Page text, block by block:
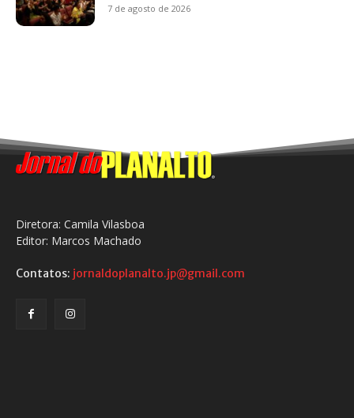
7 de agosto de 2026
Diretora: Camila Vilasboa
Editor: Marcos Machado
Contatos: jornaldoplanalto.jp@gmail.com